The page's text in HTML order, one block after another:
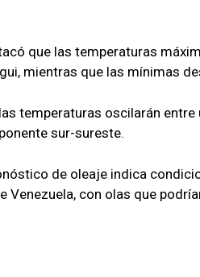
que las temperaturas
mientras que las mínimas
temperaturas oscilarán
sur-sureste.
de oleaje indica
Venezuela, con olas que